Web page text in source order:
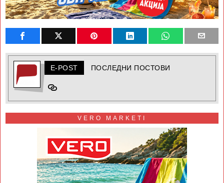
E-POST ПОСЛЕДНИ ПОСТОВИ
VERO MARKETI